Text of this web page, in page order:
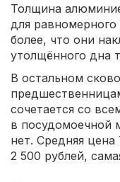
Толщина
для
более, что они
утолщённого дна
В остальном
сочетается со
в посудомоечной
нет. Средняя
2 500 рублей,